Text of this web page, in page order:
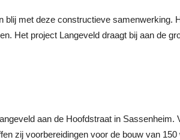
blij met deze constructieve samenwerking.
Het project Langeveld draagt bij aan de
aan de Hoofdstraat in Sassenheim.
zij voorbereidingen voor de bouw van 150